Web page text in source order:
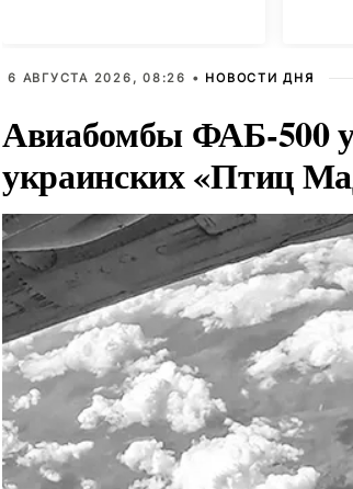
6 АВГУСТА 2026, 08:26 • НОВОСТИ ДНЯ
Авиабомбы ФАБ-500
украинских «Птиц